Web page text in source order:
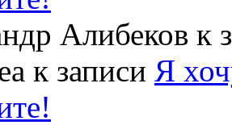
Алибеков к
к записи Я